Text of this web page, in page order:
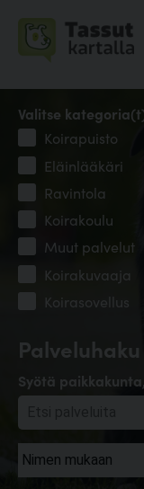
Palveluhaku
Syötä
Valitse
Koirapuisto
Eläinlääkäri
Ravintola
Koirakoulu
Muut palvelut
Koirakuvaaja
Koirasovellus